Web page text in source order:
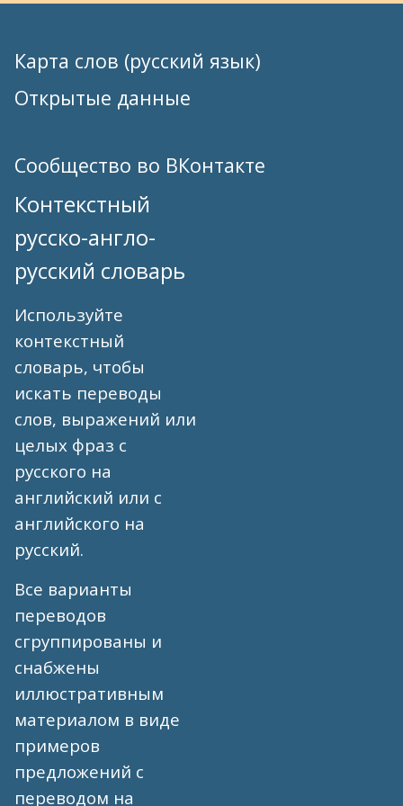
Карта слов (русский язык)
Открытые данные
Сообщество во ВКонтакте
Контекстный
русско-англо-
русский словарь
Используйте
контекстный
словарь, чтобы
искать переводы
слов, выражений или
целых фраз с
русского на
английский или с
английского на
русский.
Все варианты
переводов
сгруппированы и
снабжены
иллюстративным
материалом в виде
примеров
предложений с
переводом на